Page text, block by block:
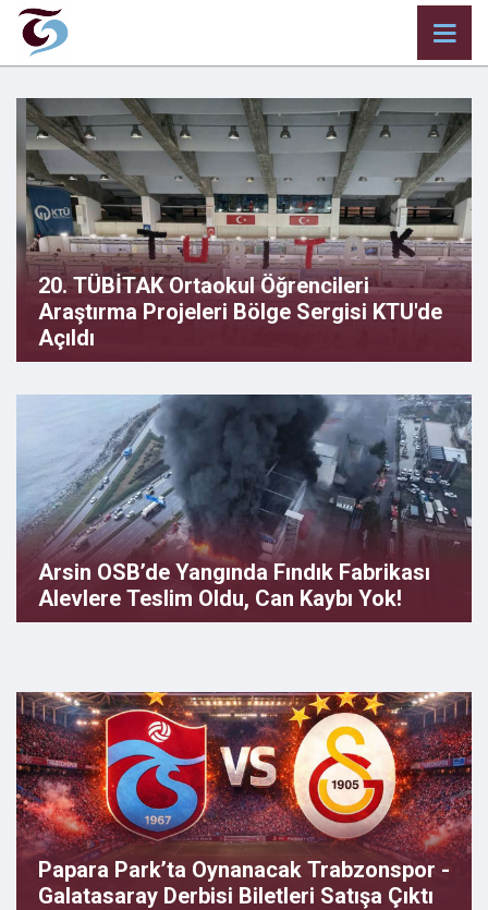
20. TÜBİTAK Ortaokul Öğrencileri
Araştırma Projeleri Bölge Sergisi KTU'de
Açıldı
Arsin OSB’de Yangında Fındık Fabrikası
Alevlere Teslim Oldu, Can Kaybı Yok!
Papara Park’ta Oynanacak Trabzonspor -
Galatasaray Derbisi Biletleri Satışa Çıktı